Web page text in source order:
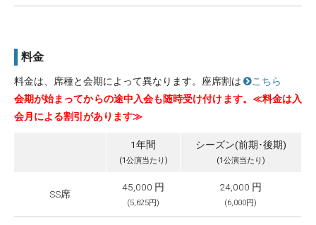
料金
料金は、席種と会期によって異なります。座席割は こちら
会期が始まってからの途中入会も随時受け付けます。≪料金は入
会月による割引があります≫
1年間
(1公演当たり)
シーズン(前期･後期)
(1公演当たり)
SS席
45,000 円
(5,625円)
24,000 円
(6,000円)